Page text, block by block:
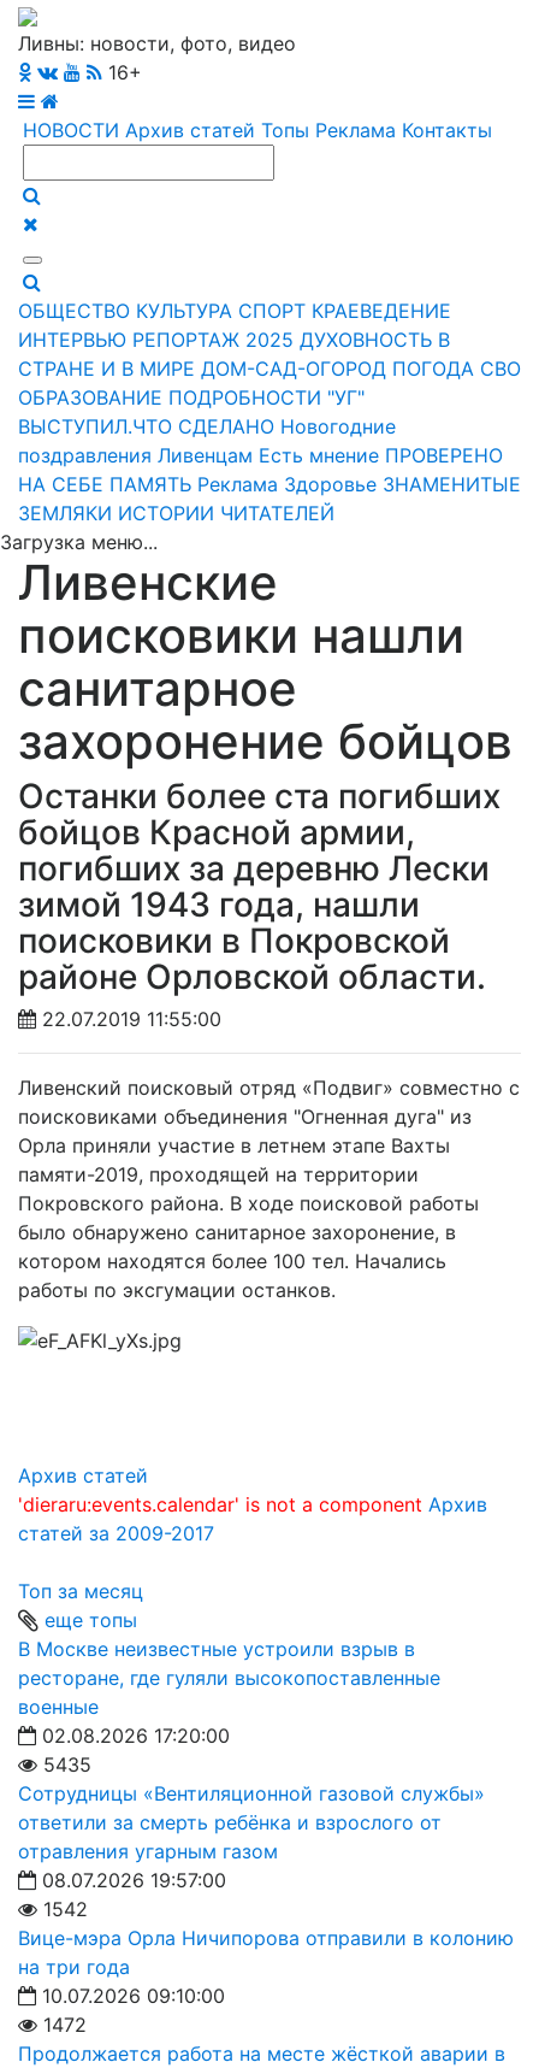
Ливны: новости, фото, видео
16+
НОВОСТИ Архив статей Топы Реклама Контакты
ОБЩЕСТВО КУЛЬТУРА СПОРТ КРАЕВЕДЕНИЕ
ИНТЕРВЬЮ РЕПОРТАЖ 2025 ДУХОВНОСТЬ В
СТРАНЕ И В МИРЕ ДОМ-САД-ОГОРОД ПОГОДА СВО
ОБРАЗОВАНИЕ ПОДРОБНОСТИ "УГ"
ВЫСТУПИЛ.ЧТО СДЕЛАНО Новогодние
поздравления Ливенцам Есть мнение ПРОВЕРЕНО
НА СЕБЕ ПАМЯТЬ Реклама Здоровье ЗНАМЕНИТЫЕ
ЗЕМЛЯКИ ИСТОРИИ ЧИТАТЕЛЕЙ
Загрузка меню...
Ливенские
поисковики нашли
санитарное
захоронение бойцов
Останки более ста погибших
бойцов Красной армии,
погибших за деревню Лески
зимой 1943 года, нашли
поисковики в Покровской
районе Орловской области.
22.07.2019 11:55:00
Ливенский поисковый отряд «Подвиг» совместно с
поисковиками объединения "Огненная дуга" из
Орла приняли участие в летнем этапе Вахты
памяти-2019, проходящей на территории
Покровского района. В ходе поисковой работы
было обнаружено санитарное захоронение, в
котором находятся более 100 тел. Начались
работы по эксгумации останков.
Архив статей
'dieraru:events.calendar' is not a component Архив
статей за 2009-2017
Топ за месяц
еще топы
В Москве неизвестные устроили взрыв в
ресторане, где гуляли высокопоставленные
военные
02.08.2026 17:20:00
5435
Сотрудницы «Вентиляционной газовой службы»
ответили за смерть ребёнка и взрослого от
отравления угарным газом
08.07.2026 19:57:00
1542
Вице-мэра Орла Ничипорова отправили в колонию
на три года
10.07.2026 09:10:00
1472
Продолжается работа на месте жёсткой аварии в